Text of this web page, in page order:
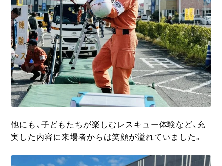
他にも、子どもたちが楽しむレスキュー体験など、充
実した内容に来場者からは笑顔が溢れていました。